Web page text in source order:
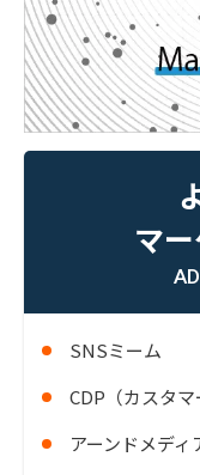
マ
SNSミーム
CDP（カスタマ
アーンドメディ